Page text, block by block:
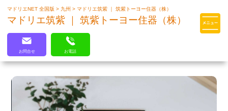
マドリエはLIXILの厳しい基準を
クリアした住まいのプロ集団です
マドリエNET 全国版> 九州>マドリエ筑紫 ｜ 筑紫トーヨー住器（株）
マドリエ筑紫 ｜ 筑紫トーヨー住器（株）
お問合せ お電話